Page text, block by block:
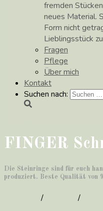
fremden
neues Material.
Form nicht
Lieblingsstück
Fragen
Pflege
Über mich
Kontakt
Suchen nach:
FINGER
Die Steinringe sind für euch
produziert. Beste Qualität von
/ /